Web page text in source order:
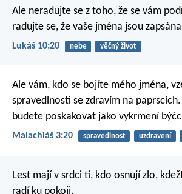
Ale neradujte se z toho, že se vám
radujte se, že vaše jména jsou
Lukáš 10:20 nebe věčný život
Ale vám, kdo se bojíte mého jména,
spravedlnosti se zdravím na paprscích.
budete poskakovat jako vykrmení
Malachiáš 3:20 spravedlnost uzdravení
Lest mají v srdci ti, kdo osnují zlo,
radí ku pokoji.